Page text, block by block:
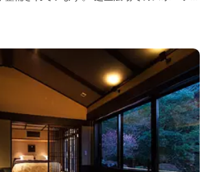
、 車での乗り入れも可能なため、オートキ
災防止のため、バーベキュ
直火にならないように焚火台･コンロ等を